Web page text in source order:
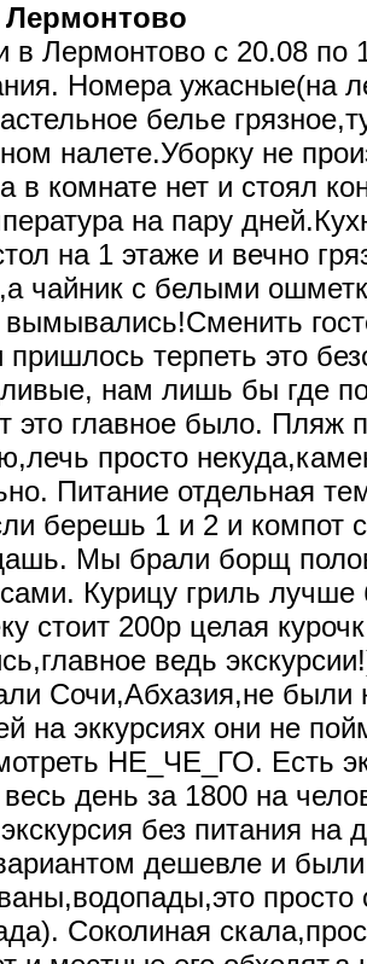
в Лермонтово с 20.08 по
Номера ужасные(на
белье
налете.Уборку не
в комнате нет и стоял
на пару
на 1 этаже и вечно
чайник с белыми
пришлось терпеть это
нам лишь бы где
главное было. Пляж
просто
Питание отдельная
берешь 1 и 2 и компот
Мы брали борщ
Курицу гриль лучше
стоит 200р целая
ведь
Сочи,Абхазия,не были
на эккурсиях они не
НЕ_ЧЕ_ГО. Есть
день за 1800 на
без питания на
дешевле и были
просто
Соколиная